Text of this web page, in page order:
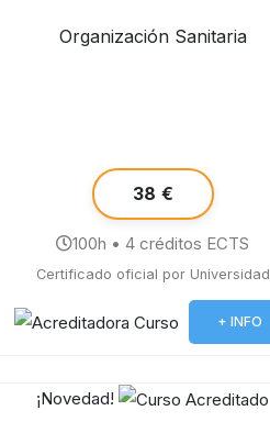
Organización Sanitaria
38 €
100h • 4 créditos ECTS
Certificado oficial por Universidad
+ INFO
¡Novedad!